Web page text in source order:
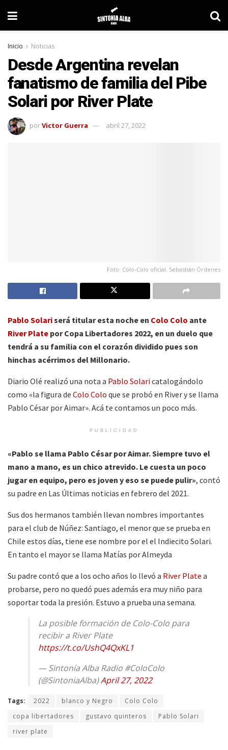
Inicio Noticias
Desde Argentina revelan
fanatismo de familia del Pibe
Solari por River Plate
porVictor Guerra abril 27, 2022
Foto: Colo-Colo oficial. Sebastián Órdenes
Pablo Solariserá titular esta noche en Colo Colo ante
River Plate por Copa Libertadores 2022, en un duelo que
tendrá a su familia con el corazón dividido pues son
hinchas acérrimos del Millonario.
Diario Olé realizó una nota a Pablo Solaricatalogándolo
como «la figura de Colo Colo que se probó en River y se llama
Pablo César por Aimar». Acá te contamos un poco más.
PUBLICIDAD
«Pablo se llama Pablo César por Aimar. Siempre tuvo el
mano a mano, es un chico atrevido. Le cuesta un poco
jugar en equipo, pero es joven y eso se puede pulir», contó
su padre en Las Últimas noticias en febrero del 2021.
Sus dos hermanos también llevan nombres importantes
para el club de Núñez: Santiago, el menor que se prueba en
Chile estos días, tiene ese nombre por el el Indiecito Solari.
En tanto el mayor se llama Matías por Almeyda
Su padre contó que a los ocho años lo llevó a River Plate a
probarse, pero no quedó pues además era muy niño para
soportar toda la presión. Estuvo a prueba una semana.
La posible formación de Colo-Colo para
recibir a River Plate
https://t.co/UshQ4QxKL1
— Sintonía Alba Radio #ColoColo
(@SintoniaAlba)April 27, 2022
Tags: 2022 blanco y Negro
Colo Colo
copa libertadores
gustavo quinteros
Pablo Solari
river plate